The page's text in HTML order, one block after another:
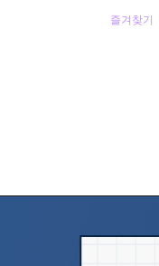
즐겨찾기